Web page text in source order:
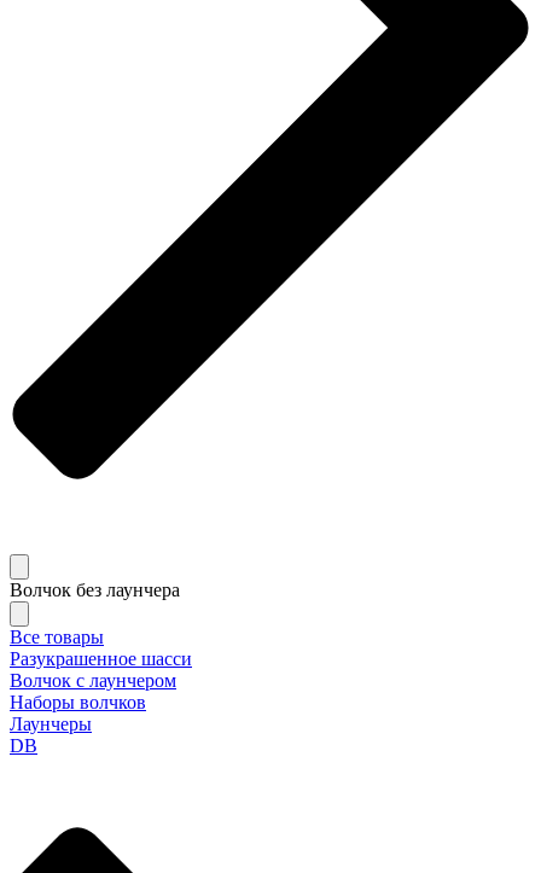
Волчок без лаунчера
Все товары
Разукрашенное шасси
Волчок с лаунчером
Наборы волчков
Лаунчеры
DB